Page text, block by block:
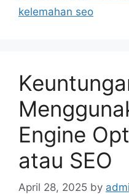
kelemahan seo
Engine
atau SEO
April 28, 2025 by